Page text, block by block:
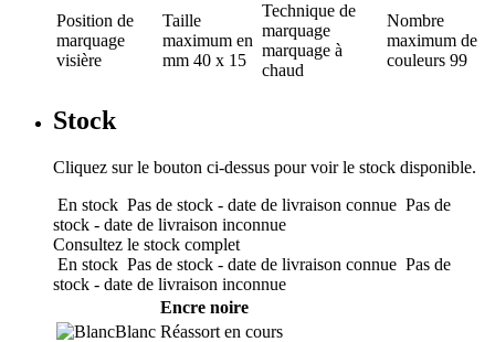
Position de
marquage
visière
Taille
maximum en
mm 40 x 15
Technique de
marquage
marquage à
chaud
Nombre
maximum de
couleurs 99
Stock
Cliquez sur le bouton ci-dessus pour voir le stock disponible.
En stock Pas de stock - date de livraison connue Pas de
stock - date de livraison inconnue
Consultez le stock complet
En stock Pas de stock - date de livraison connue Pas de
stock - date de livraison inconnue
Encre noire
Blanc Réassort en cours